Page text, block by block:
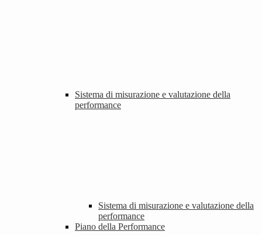
Sistema di misurazione e valutazione della
performance
Sistema di misurazione e valutazione della
performance
Piano della Performance